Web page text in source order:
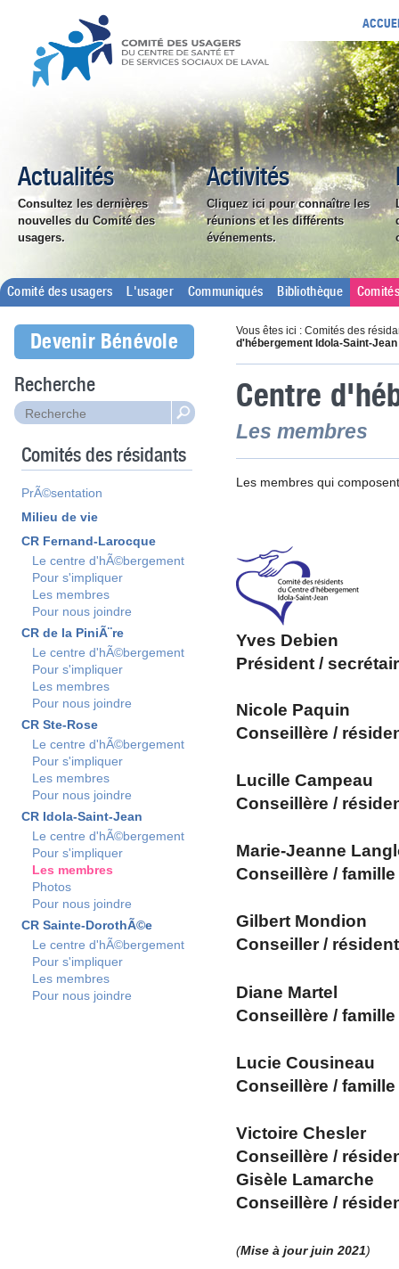
Actualités
Consultez les dernières
nouvelles du Comité des
usagers.
Activités
Cliquez ici pour connaître les
réunions et les différents
événements.
Comité des usagers L'usager Communiqués Bibliothèque
Devenir Bénévole
Recherche
Comités des résidants
PrÃ©sentation
Milieu de vie
CR Fernand-Larocque
Le centre d'hÃ©bergement
Pour s'impliquer
Les membres
Pour nous joindre
CR de la PiniÃ¨re
Le centre d'hÃ©bergement
Pour s'impliquer
Les membres
Pour nous joindre
CR Ste-Rose
Le centre d'hÃ©bergement
Pour s'impliquer
Les membres
Pour nous joindre
CR Idola-Saint-Jean
Le centre d'hÃ©bergement
Pour s'impliquer
Les membres
Photos
Pour nous joindre
CR Sainte-DorothÃ©e
Le centre d'hÃ©bergement
Pour s'impliquer
Les membres
Pour nous joindre
Vous êtes ici : Comités des
d'hébergement Idola-Saint-Jean
Centre
Les membres
Les membres qui
Yves Debien
Président /
Nicole Paquin
Lucille Campeau
Conseillère /
Marie-Jeanne
Conseillère / famille
Gilbert Mondion
Conseiller / résident
Diane Martel
Conseillère / famille
Lucie Cousineau
Conseillère / famille
Victoire Chesler
Conseillère /
Gisèle Lamarche
Conseillère /
(Mise à jour juin 2021